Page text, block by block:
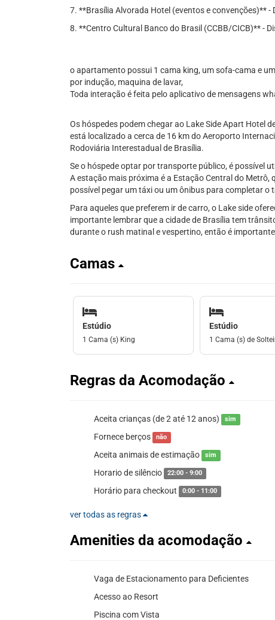
7. **Brasília Alvorada Hotel (eventos e convenções)** -
8. **Centro Cultural Banco do Brasil (CCBB/CICB)** -
o apartamento possui 1 cama king, um sofa-cama e
por indução, maquina de lavar,
Toda interação é feita pelo aplicativo de mensagens
Os hóspedes podem chegar ao Lake Side Apart Hotel
está localizado a cerca de 16 km do Aeroporto
Rodoviária Interestadual de Brasília.
Se o hóspede optar por transporte público, é possível
A estação mais próxima é a Estação Central do Metrô,
possível pegar um táxi ou um ônibus para completar o
Para aqueles que preferem ir de carro, o Lake side
importante lembrar que a cidade de Brasília tem
durante o rush matinal e vespertino, então é
Camas
Estúdio
1 Cama (s) King
Estúdio
1 Cama (s) de
Regras da Acomodação
Aceita crianças (de 2 até 12 anos) sim
Fornece berços não
Aceita animais de estimação sim
Horario de silêncio 22:00 - 9:00
Horário para checkout 0:00 - 11:00
ver todas as regras
Amenities da acomodação
Vaga de Estacionamento para Deficientes
Acesso ao Resort
Piscina com Vista